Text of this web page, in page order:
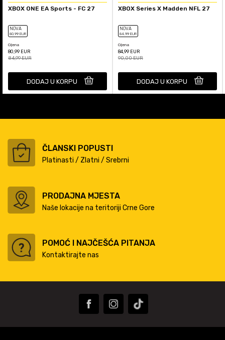
XBOX ONE EA Sports - FC 27
NOVA
80,99 EUR
Cijena
80,99 EUR
84,99EUR
DODAJ U KORPU
XBOX Series X Madden NFL 27
NOVA
84,99 EUR
Cijena
84,99 EUR
90,00EUR
DODAJ U KORPU
ČLANSKI POPUSTI
Platinasti / Zlatni / Srebrni
PRODAJNA MJESTA
Naše lokacije na teritoriji Crne Gore
POMOĆ I NAJČEŠĆA PITANJA
Kontaktirajte nas